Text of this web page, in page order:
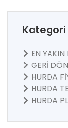
Kategori
EN
GERİ
HURDA
HURDA
HURDA